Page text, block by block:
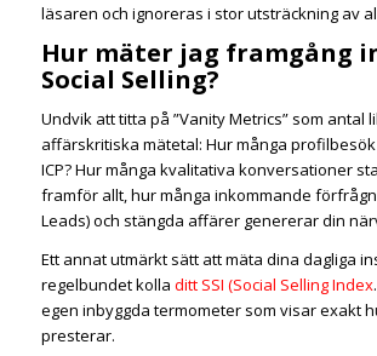
läsaren och ignoreras i stor utsträckning av
Hur mäter jag framgång
Social Selling?
Undvik att titta på ”Vanity Metrics” som antal
affärskritiska mätetal: Hur många
ICP? Hur många kvalitativa konversationer
framför allt, hur många inkommande
Leads) och stängda affärer genererar din
Ett annat utmärkt sätt att mäta dina dagliga
regelbundet kolla ditt SSI (Social Selling Index
egen inbyggda termometer som visar exakt
presterar.